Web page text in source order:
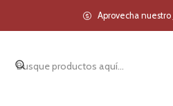
Aprovecha nuestro